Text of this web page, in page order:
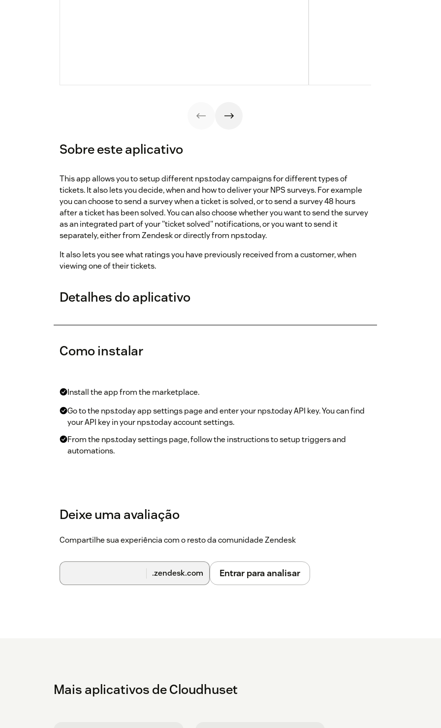
Sobre este aplicativo
This app allows you to setup different nps.today campaigns for different types of
tickets. It also lets you decide, when and how to deliver your NPS surveys. For example
you can choose to send a survey when a ticket is solved, or to send a survey 48 hours
after a ticket has been solved. You can also choose whether you want to send the survey
as an integrated part of your "ticket solved" notifications, or you want to send it
separately, either from Zendesk or directly from nps.today.
It also lets you see what ratings you have previously received from a customer, when
viewing one of their tickets.
Detalhes do aplicativo
Como instalar
Install the app from the marketplace.
Go to the nps.today app settings page and enter your nps.today API key. You can find
your API key in your nps.today account settings.
From the nps.today settings page, follow the instructions to setup triggers and
automations.
Deixe uma avaliação
Compartilhe sua experiência com o resto da comunidade Zendesk
.zendesk.com Entrar para analisar
Mais aplicativos de Cloudhuset